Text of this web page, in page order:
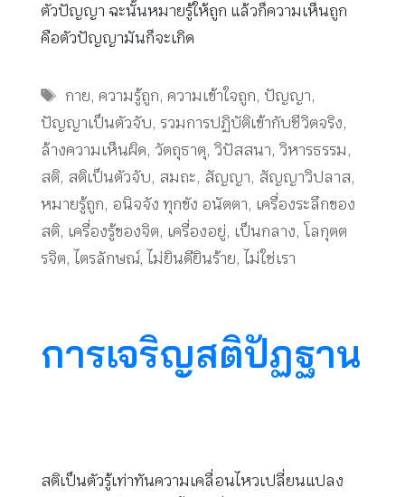
ตัวปัญญา ฉะนั้นหมายรู้ให้ถูก แล้วก็ความเห็นถูก
คือตัวปัญญามันก็จะเกิด
Tags
กาย,ความรู้ถูก,ความเข้าใจถูก, ปัญญา,
ปัญญาเป็นตัวจับ, รวมการปฏิบัติเข้ากับชีวิตจริง,
ล้างความเห็นผิด, วัตถุธาตุ, วิปัสสนา, วิหารธรรม,
สติ, สติเป็นตัวจับ, สมถะ, สัญญา, สัญญาวิปลาส,
หมายรู้ถูก, อนิจจัง ทุกขัง อนัตตา, เครื่องระลึกของ
สติ, เครื่องรู้ของจิต, เครื่องอยู่, เป็นกลาง, โลกุตต
รจิต, ไตรลักษณ์, ไม่ยินดียินร้าย, ไม่ใช่เรา
การเจริญสติปัฏฐาน
สติเป็นตัวรู้เท่าทันความเคลื่อนไหวเปลี่ยนแปลง